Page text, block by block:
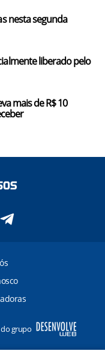
nesta segunda
liberado pelo
mais de R$ 10
do grupo